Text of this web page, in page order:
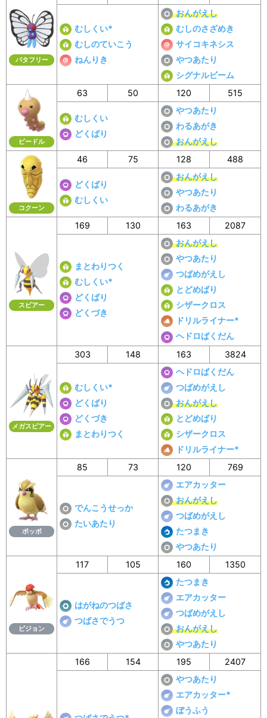
バタフリー
むしくい*
むしのていこう
ねんりき
おんがえし
むしのさざめき
サイコキネシス
やつあたり
シグナルビーム
ビードル
63 50 120 515
むしくい
どくばり
やつあたり
わるあがき
おんがえし
コクーン
46 75 128 488
どくばり
むしくい
おんがえし
やつあたり
わるあがき
スピアー
169 130 163 2087
まとわりつく
むしくい*
どくばり
どくづき
おんがえし
やつあたり
つばめがえし
とどめばり
シザークロス
ドリルライナー*
ヘドロばくだん
メガスピアー
303 148 163 3824
むしくい*
どくばり
どくづき
まとわりつく
ヘドロばくだん
つばめがえし
おんがえし
とどめばり
シザークロス
ドリルライナー*
ポッポ
85 73 120 769
でんこうせっか
たいあたり
エアカッター
おんがえし
つばめがえし
たつまき
やつあたり
ピジョン
117 105 160 1350
はがねのつばさ
つばさでうつ
たつまき
エアカッター
つばめがえし
おんがえし
やつあたり
166 154 195 2407
やつあたり
エアカッター*
ぼうふう